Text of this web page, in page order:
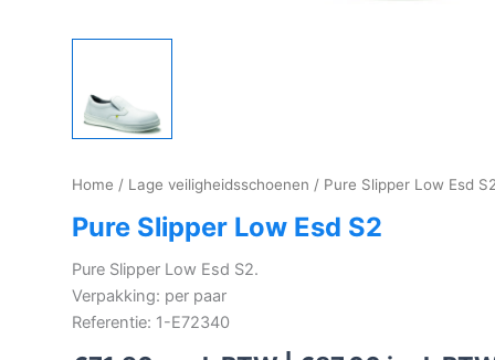
Home / Lage veiligheidsschoenen / Pure Slipper Low Esd
Pure Slipper Low Esd S2
Pure Slipper Low Esd S2.
Verpakking: per paar
Referentie: 1-E72340